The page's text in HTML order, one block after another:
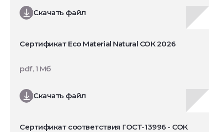
Скачать файл
Сертификат Eco Material Natural СОК 2026
Скачать файл
pdf, 1 Мб
Сертификат соответствия ГОСТ-13996 - СОК